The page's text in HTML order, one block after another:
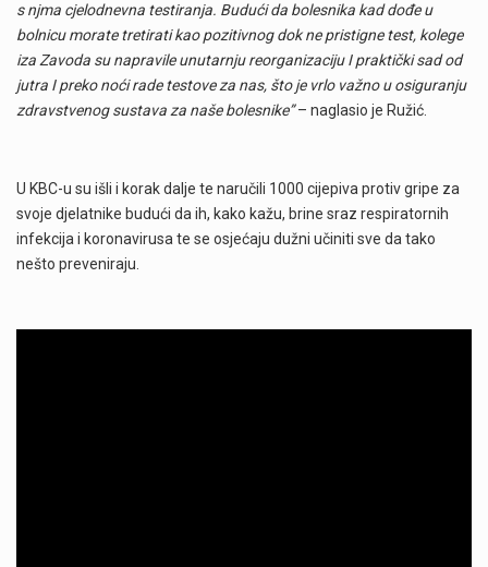
s njma cjelodnevna testiranja. Budući da bolesnika kad dođe u
bolnicu morate tretirati kao pozitivnog dok ne pristigne test, kolege
iza Zavoda su napravile unutarnju reorganizaciju I praktički sad od
jutra I preko noći rade testove za nas, što je vrlo važno u osiguranju
zdravstvenog sustava za naše bolesnike”– naglasio je Ružić.
U KBC-u su išli i korak dalje te naručili 1000 cijepiva protiv gripe za
svoje djelatnike budući da ih, kako kažu, brine sraz respiratornih
infekcija i koronavirusa te se osjećaju dužni učiniti sve da tako
nešto preveniraju.